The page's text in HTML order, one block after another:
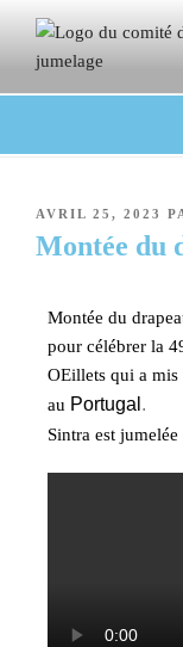
COMITÉ
AVRIL 25, 2023
Montée du
Montée du
pour célébrer la
OEillets qui a mis
au Portugal .
Sintra est